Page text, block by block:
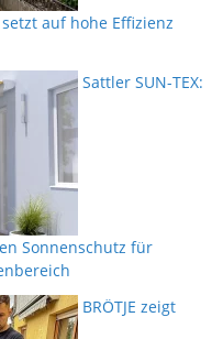
auf hohe Effizienz
Sattler SUN-TEX:
Sonnenschutz für
BRÖTJE zeigt